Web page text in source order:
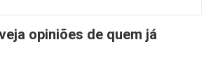
opiniões de quem já